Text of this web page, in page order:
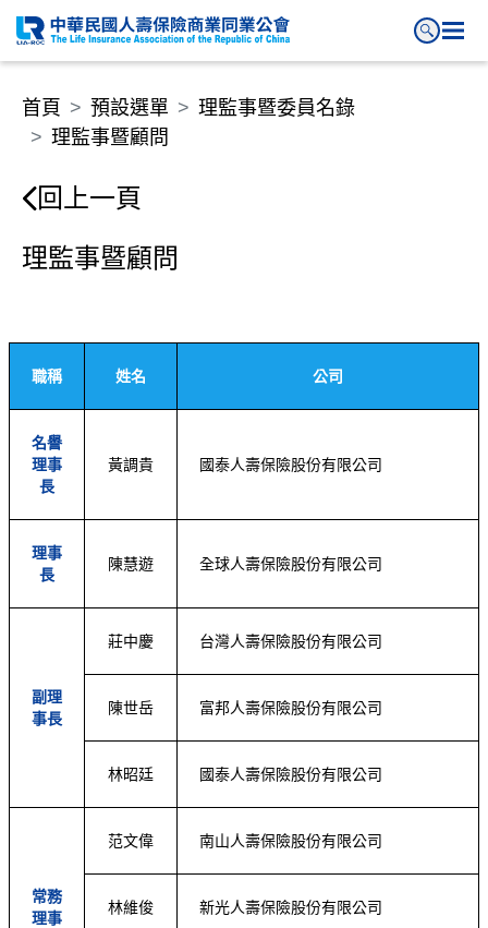
理監事暨顧問
首頁 預設選單
理監事暨委員名錄
理監事暨顧問
回上一頁
理監事暨顧問
職稱 姓名 公司
名譽
理事
長
黃調貴 國泰人壽保險股份有限公司
理事
長
陳慧遊 全球人壽保險股份有限公司
副理
事長
莊中慶 台灣人壽保險股份有限公司
陳世岳 富邦人壽保險股份有限公司
林昭廷 國泰人壽保險股份有限公司
常務
理事
范文偉 南山人壽保險股份有限公司
林維俊 新光人壽保險股份有限公司